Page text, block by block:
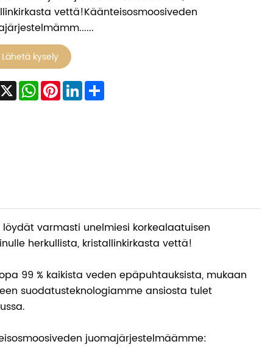
vettä!Käänteisosmoosiveden
Lähetä kysely
X WhatsApp
Pinterest
LinkedInShare
varmasti unelmiesi korkealaatuisen
herkullista, kristallinkirkasta vettä!
99 % kaikista veden epäpuhtauksista, mukaan
suodatusteknologiamme ansiosta tulet
juomajärjestelmäämme: